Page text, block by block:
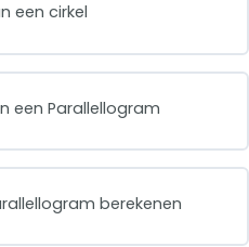
een cirkel
een Parallellogram
berekenen